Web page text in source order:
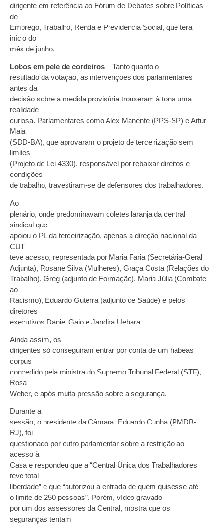
dirigente em referência ao Fórum de Debates sobre Políticas
de
Emprego, Trabalho, Renda e Previdência Social, que terá
início do
mês de junho.
Lobos em pele de cordeiros – Tanto quanto o
resultado da votação, as intervenções dos parlamentares
antes da
decisão sobre a medida provisória trouxeram à tona uma
realidade
curiosa. Parlamentares como Alex Manente (PPS-SP) e Artur
Maia
(SDD-BA), que aprovaram o projeto de terceirização sem
limites
(Projeto de Lei 4330), responsável por rebaixar direitos e
condições
de trabalho, travestiram-se de defensores dos trabalhadores.
Ao
plenário, onde predominavam coletes laranja da central
sindical que
apoiou o PL da terceirização, apenas a direção nacional da
CUT
teve acesso, representada por Maria Faria (Secretária-Geral
Adjunta), Rosane Silva (Mulheres), Graça Costa (Relações do
Trabalho), Greg (adjunto de Formação), Maria Júlia (Combate
ao
Racismo), Eduardo Guterra (adjunto de Saúde) e pelos
diretores
executivos Daniel Gaio e Jandira Uehara.
Ainda assim, os
dirigentes só conseguiram entrar por conta de um habeas
corpus
concedido pela ministra do Supremo Tribunal Federal (STF),
Rosa
Weber, e após muita pressão sobre a segurança.
Durante a
sessão, o presidente da Câmara, Eduardo Cunha (PMDB-
RJ), foi
questionado por outro parlamentar sobre a restrição ao
acesso à
Casa e respondeu que a “Central Única dos Trabalhadores
teve total
liberdade” e que “autorizou a entrada de quem quisesse até
o limite de 250 pessoas”. Porém, vídeo gravado
por um dos assessores da Central, mostra que os
seguranças tentam